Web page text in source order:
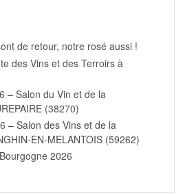
de retour, notre rosé aussi !
des Vins et des Terroirs à
– Salon du Vin et de la
(38270)
– Salon des Vins et de la
EN-MELANTOIS (59262)
2026